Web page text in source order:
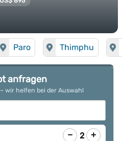
Paro Thimphu
anfragen
wir helfen bei der Auswahl
− 2 +